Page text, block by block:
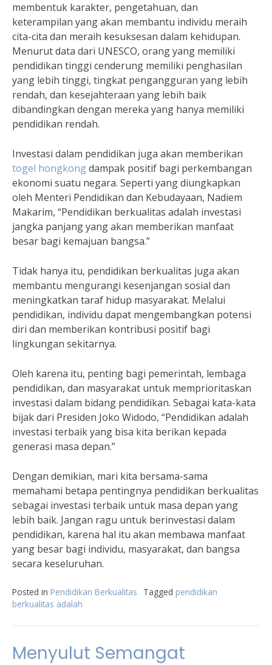
membentuk karakter, pengetahuan, dan
keterampilan yang akan membantu individu meraih
cita-cita dan meraih kesuksesan dalam kehidupan.
Menurut data dari UNESCO, orang yang memiliki
pendidikan tinggi cenderung memiliki penghasilan
yang lebih tinggi, tingkat pengangguran yang lebih
rendah, dan kesejahteraan yang lebih baik
dibandingkan dengan mereka yang hanya memiliki
pendidikan rendah.
Investasi dalam pendidikan juga akan memberikan
togel hongkongdampak positif bagi perkembangan
ekonomi suatu negara. Seperti yang diungkapkan
oleh Menteri Pendidikan dan Kebudayaan, Nadiem
Makarim, “Pendidikan berkualitas adalah investasi
jangka panjang yang akan memberikan manfaat
besar bagi kemajuan bangsa.”
Tidak hanya itu, pendidikan berkualitas juga akan
membantu mengurangi kesenjangan sosial dan
meningkatkan taraf hidup masyarakat. Melalui
pendidikan, individu dapat mengembangkan potensi
diri dan memberikan kontribusi positif bagi
lingkungan sekitarnya.
Oleh karena itu, penting bagi pemerintah, lembaga
pendidikan, dan masyarakat untuk memprioritaskan
investasi dalam bidang pendidikan. Sebagai kata-kata
bijak dari Presiden Joko Widodo, “Pendidikan adalah
investasi terbaik yang bisa kita berikan kepada
generasi masa depan.”
Dengan demikian, mari kita bersama-sama
memahami betapa pentingnya pendidikan berkualitas
sebagai investasi terbaik untuk masa depan yang
lebih baik. Jangan ragu untuk berinvestasi dalam
pendidikan, karena hal itu akan membawa manfaat
yang besar bagi individu, masyarakat, dan bangsa
secara keseluruhan.
Posted in Pendidikan Berkualitas Tagged pendidikan
berkualitas adalah
Menyulut Semangat